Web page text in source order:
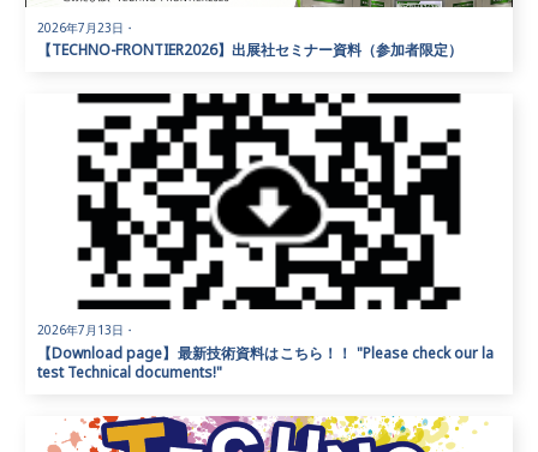
2026年7月23日 ・
【TECHNO-FRONTIER2026】出展社セミナー資料（参加者限定）
2026年7月13日 ・
【Download page】最新技術資料はこちら！！ "Please check our la
test Technical documents!"